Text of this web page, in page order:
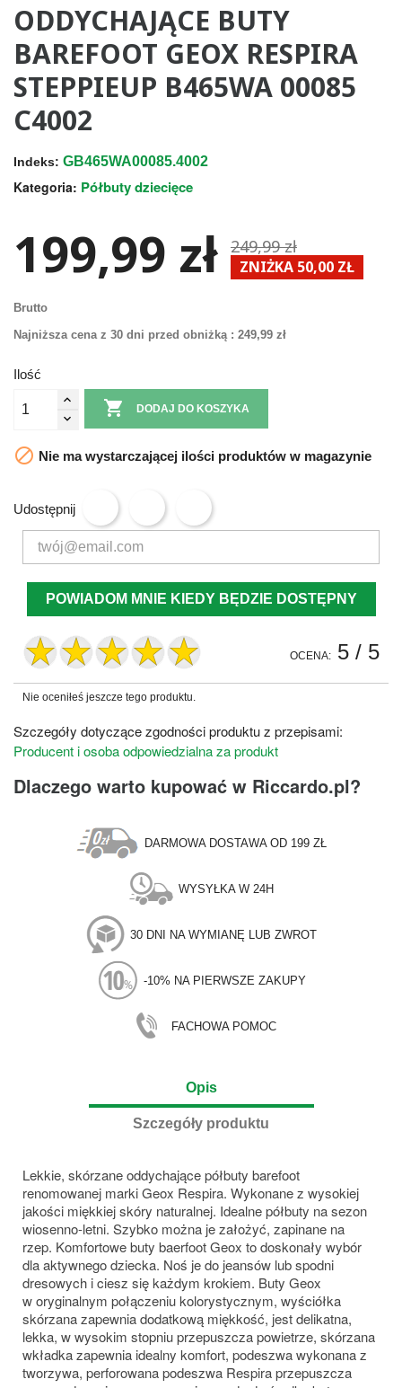
ODDYCHAJĄCE BUTY
BAREFOOT GEOX RESPIRA
STEPPIEUP B465WA 00085
C4002
Indeks: GB465WA00085.4002
Kategoria: Półbuty dziecięce
199,99 zł 249,99 zł
ZNIŻKA 50,00 ZŁ
Brutto
Najniższa cena z 30 dni przed obniżką : 249,99 zł
Ilość
 DODAJ DO KOSZYKA
 Nie ma wystarczającej ilości produktów w magazynie
Udostępnij
POWIADOM MNIE KIEDY BĘDZIE DOSTĘPNY
OCENA: 5 / 5
Nie oceniłeś jeszcze tego produktu.
Szczegóły dotyczące zgodności produktu z przepisami:
Producent i osoba odpowiedzialna za produkt
Dlaczego warto kupować w Riccardo.pl?
DARMOWA DOSTAWA OD 199 ZŁ
WYSYŁKA W 24H
30 DNI NA WYMIANĘ LUB ZWROT
-10% NA PIERWSZE ZAKUPY
FACHOWA POMOC
Opis
Szczegóły produktu
Lekkie, skórzane oddychające półbuty barefoot
renomowanej marki Geox Respira. Wykonane z wysokiej
jakości miękkiej skóry naturalnej. Idealne półbuty na sezon
wiosenno-letni. Szybko można je założyć, zapinane na
rzep. Komfortowe buty baerfoot Geox to doskonały wybór
dla aktywnego dziecka. Noś je do jeansów lub spodni
dresowych i ciesz się każdym krokiem. Buty Geox
w oryginalnym połączeniu kolorystycznym, wyściółka
skórzana zapewnia dodatkową miękkość, jest delikatna,
lekka, w wysokim stopniu przepuszcza powietrze, skórzana
wkładka zapewnia idealny komfort, podeszwa wykonana z
tworzywa, perforowana podeszwa Respira przepuszcza